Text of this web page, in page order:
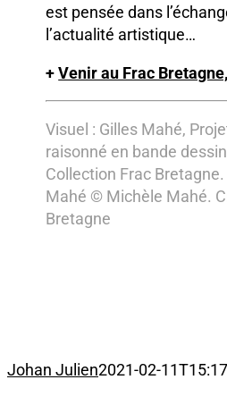
est pensée dans
l’actualité artistique…
+Venir au Frac
Visuel : Gilles Mahé,
raisonné en bande
Collection Frac
Mahé © Michèle Mahé.
Bretagne
Johan Julien2021-02-